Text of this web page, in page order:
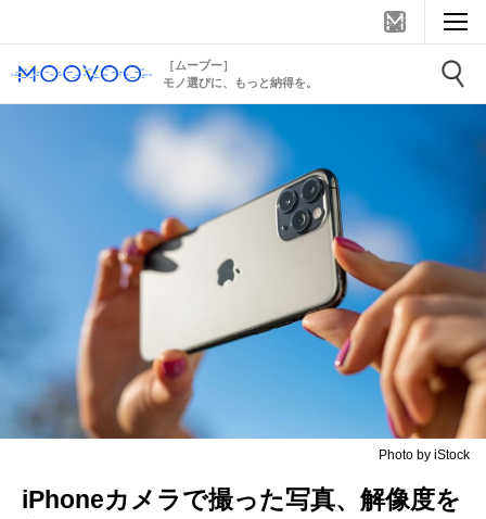
［ムーブー］
モノ選びに、もっと納得を。
Photo by iStock
iPhoneカメラで撮った写真、解像度を